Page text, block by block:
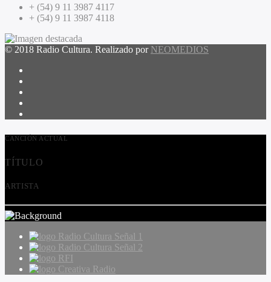
+ (54) 9 11 3987 4117
+ (54) 9 11 3987 4118
© 2018 Radio Cultura. Realizado por NEOMEDIOS
CANCIÓN ACTUAL
TÍTULO
ARTISTA
Radio Cultura Señal 1
Radio Cultura Señal 2
RFI
Creativa Radio